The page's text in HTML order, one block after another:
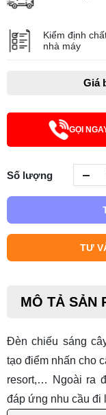
Kiểm định
nhà máy
Giá
GỌI
Số lượng
TƯ
MÔ TẢ SẢN
Đèn chiếu sáng
tạo điểm nhấn cho
resort,… Ngoài ra
đáp ứng nhu cầu đi